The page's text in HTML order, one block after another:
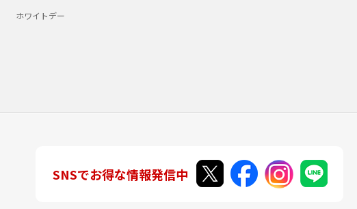
ホワイトデー
SNSでお得な情報発信中